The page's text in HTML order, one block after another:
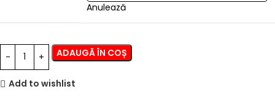
Anulează
ADAUGĂ ÎN COȘ
Add to wishlist